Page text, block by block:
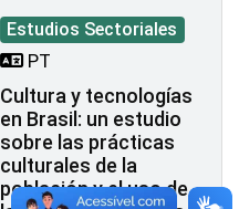
Estudios Sectoriales
PT
Cultura y tecnologías
en Brasil: un estudio
sobre las prácticas
culturales de la
población y el uso de